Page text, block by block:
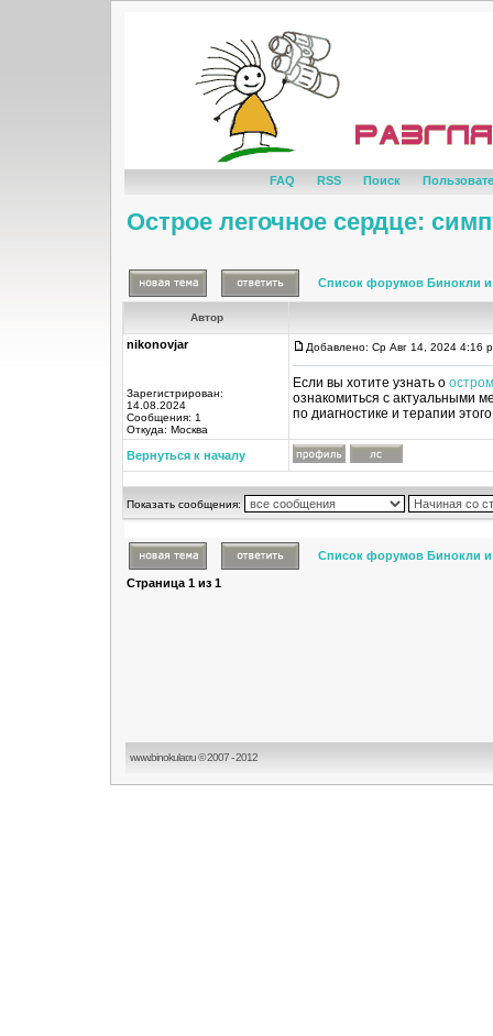
FAQ RSS Поиск
Острое легочное сердце:
Список форумов Бинокли и
Автор
nikonovjar
Зарегистрирован:
14.08.2024
Сообщения: 1
Откуда: Москва
Добавлено: Ср Авг 14, 2024 4:16
Если вы хотите узнать о
ознакомиться с актуальными
по диагностике и терапии
Вернуться к началу
Показать сообщения:
Список форумов Бинокли и
Страница 1 из 1
www.binokular.ru © 2007 - 2012